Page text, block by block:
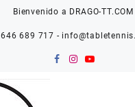
Bienvenido a DRAGO-TT.COM
646 689 717 -